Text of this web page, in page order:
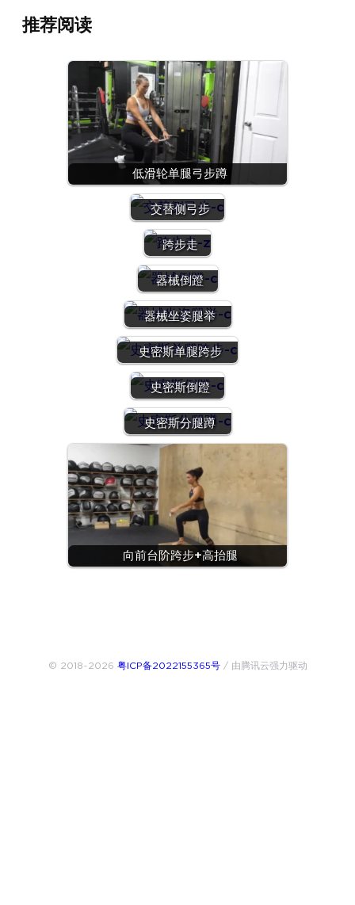
推荐阅读
低滑轮单腿弓步蹲
交替侧弓步
跨步走
器械倒蹬
器械坐姿腿举
史密斯单腿跨步
史密斯倒蹬
史密斯分腿蹲
向前台阶跨步+高抬腿
© 2018~2026 粤ICP备2022155365号/ 由腾讯云强力驱动